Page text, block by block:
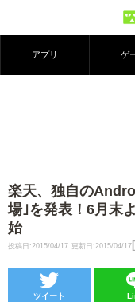
アプリ ゲ
楽天、独自の
場｣を発表！6月末
始
投稿日:2015/04/17 更新日:2015/04/17
ツイート